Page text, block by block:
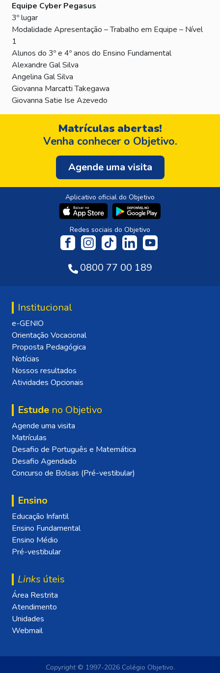
Equipe Cyber Pegasus
3º lugar
Modalidade Apresentação – Trabalho em Equipe – Nível
1
Alunos do 3º e 4º anos do Ensino Fundamental
Alexandre Gal Silva
Angelina Gal Silva
Giovanna Marcatti Takegawa
Giovanna Satie Ise Azevedo
Matrículas abertas!
Venha conhecer o Objetivo.
Agende uma visita
Aplicativo oficial do Objetivo
Redes sociais do Objetivo
0800 77 00 189
Institucional
e-GENIO
Orientação Vocacional
Proposta Pedagógica
Notícias
Nossos resultados
Atividades Opcionais
Estude no Objetivo
Agende uma visita
Matrículas
Desafio de Português e Matemática
Desafio Agendado
Concurso de Bolsas (Pré-vestibular)
Ensino
Educação Infantil
Ensino Fundamental
Ensino Médio
Pré-vestibular
Links úteis
Área Restrita
Atendimento
Unidades
Webmail
Copyright© 1997-2026 Colégio Objetivo.